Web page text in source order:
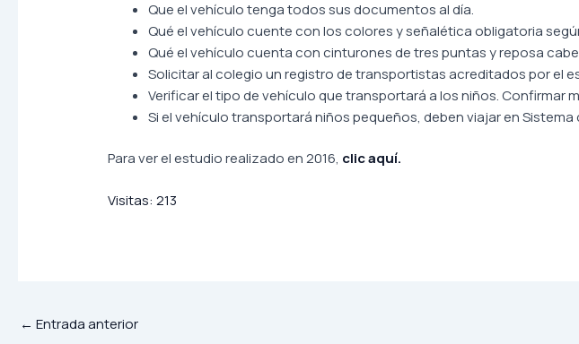
Que el vehículo tenga todos sus documentos al día.
Qué el vehículo cuente con los colores y señalética obligatoria
Qué el vehículo cuenta con cinturones de tres puntas y reposa
Solicitar al colegio un registro de transportistas acreditados por el
Verificar el tipo de vehículo que transportará a los niños. Confirmar
Si el vehículo transportará niños pequeños, deben viajar en Sistema
Para ver el estudio realizado en 2016, clic aquí.
Visitas: 213
← Entrada anterior